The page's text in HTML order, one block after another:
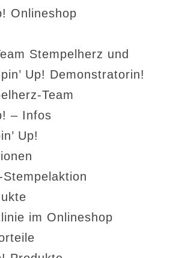
Onlineshop
Stempelherz und
Up! Demonstratorin!
Team
– Infos
Up!
im Onlineshop